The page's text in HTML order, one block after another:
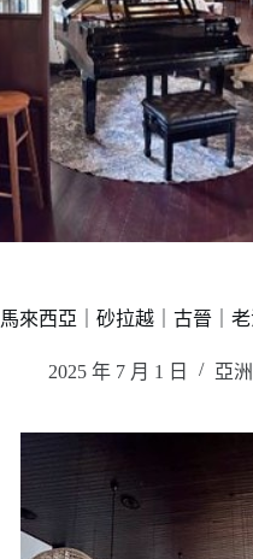
馬來西亞｜砂拉越｜古晉｜
2025 年 7 月 1 日 亞洲